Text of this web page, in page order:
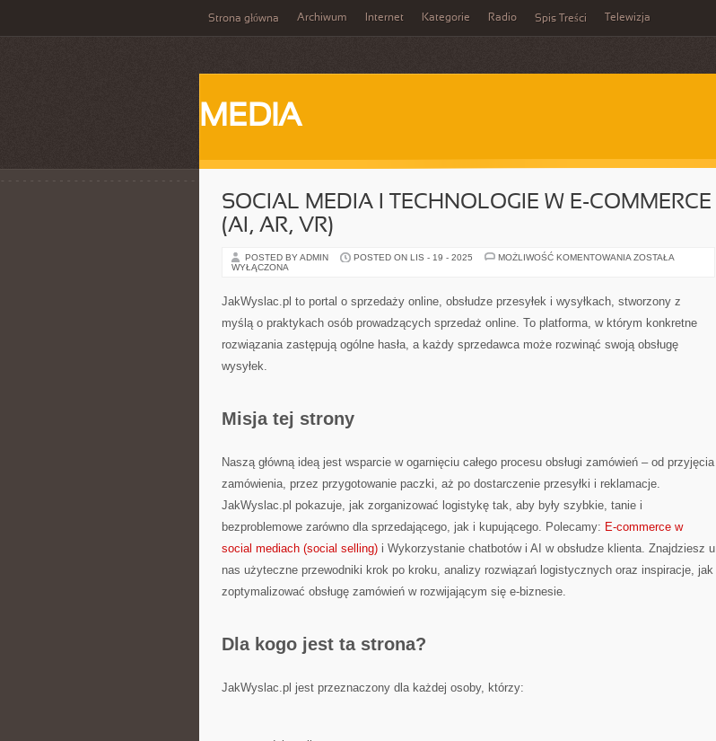
Strona główna Archiwum Internet Kategorie Radio Spis Treści Telewizja
MEDIA
SOCIAL MEDIA I TECHNOLOGIE W E-COMMERCE
(AI, AR, VR)
POSTED BY ADMIN POSTED ON LIS - 19 - 2025 MOŻLIWOŚĆ KOMENTOWANIA SOCIAL
E-
(AI,
VR)
ZOSTAŁA
WYŁĄCZONA
JakWyslac.pl to portal o sprzedaży online, obsłudze przesyłek i wysyłkach, stworzony z
myślą o praktykach osób prowadzących sprzedaż online. To platforma, w którym konkretne
rozwiązania zastępują ogólne hasła, a każdy sprzedawca może rozwinąć swoją obsługę
wysyłek.
Misja tej strony
Naszą główną ideą jest wsparcie w ogarnięciu całego procesu obsługi zamówień – od przyjęcia
zamówienia, przez przygotowanie paczki, aż po dostarczenie przesyłki i reklamacje.
JakWyslac.pl pokazuje, jak zorganizować logistykę tak, aby były szybkie, tanie i
bezproblemowe zarówno dla sprzedającego, jak i kupującego. Polecamy: E-commerce w
social mediach (social selling) i Wykorzystanie chatbotów i AI w obsłudze klienta. Znajdziesz u
nas użyteczne przewodniki krok po kroku, analizy rozwiązań logistycznych oraz inspiracje, jak
zoptymalizować obsługę zamówień w rozwijającym się e-biznesie.
Dla kogo jest ta strona?
JakWyslac.pl jest przeznaczony dla każdej osoby, którzy: